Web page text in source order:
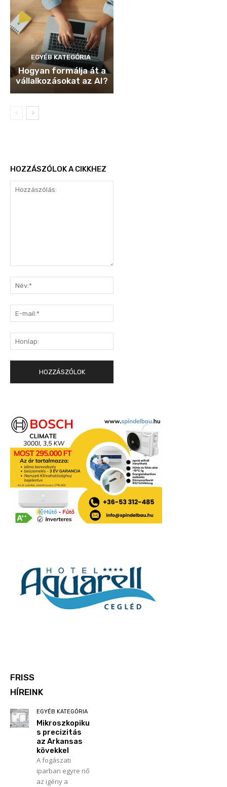
EGYÉB KATEGÓRIA
Hogyan formálja át a
vállalkozásokat az AI?
HOZZÁSZÓLOK A CIKKHEZ
mail:*
FRISS
HÍREINK
EGYÉB KATEGÓRIA
Mikroszkopiku
s precizitás
az Arkansas
kövekkel
A fogászati
iparban egyre nő
az igény a